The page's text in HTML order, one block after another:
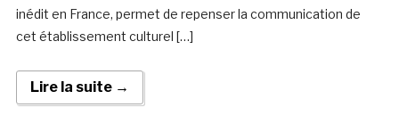
inédit en France, permet de repenser la communication de
cet établissement culturel […]
Lire la suite →